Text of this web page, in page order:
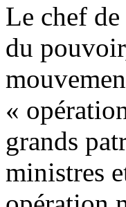
Le chef
du
«
grands
ministres